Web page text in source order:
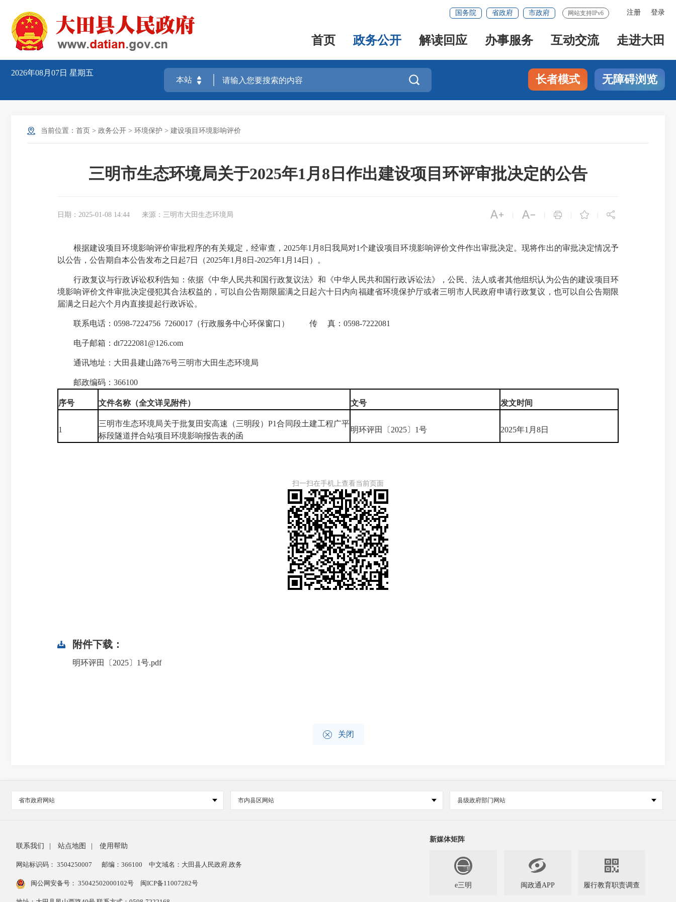
注册 登录
国务院 省政府 市政府 网站支持IPv6
首页 政务公开 解读回应 办事服务 互动交流 走进大田
2026年08月07日 星期五
 长者模式 无障碍浏览
当前位置： 首页 > 政务公开 > 环境保护 > 建设项目环境影响评价
三明市生态环境局关于2025年1月8日作出建设项目环评审批决定的公告
日期：2025-01-08 14:44 来源：三明市大田生态环境局     
根据建设项目环境影响评价审批程序的有关规定，经审查，2025年1月8日我局对1个建设项目环境影响评价文件作出审批决定。现将作出的审批决定情况予
以公告，公告期自本公告发布之日起7日（2025年1月8日-2025年1月14日）。
行政复议与行政诉讼权利告知：依据《中华人民共和国行政复议法》和《中华人民共和国行政诉讼法》，公民、法人或者其他组织认为公告的建设项目环
境影响评价文件审批决定侵犯其合法权益的，可以自公告期限届满之日起六十日内向福建省环境保护厅或者三明市人民政府申请行政复议，也可以自公告期限
届满之日起六个月内直接提起行政诉讼。
联系电话：0598-7224756 7260017（行政服务中心环保窗口） 传 真：0598-7222081
电子邮箱：dt7222081@126.com
通讯地址：大田县建山路76号三明市大田生态环境局
邮政编码：366100
序号 文件名称（全文详见附件） 文号 发文时间
1
三明市生态环境局关于批复田安高速（三明段）P1合同段土建工程广平
标段隧道拌合站项目环境影响报告表的函
明环评田〔2025〕1号 2025年1月8日
扫一扫在手机上查看当前页面
附件下载：
明环评田〔2025〕1号.pdf
 关闭
省市政府网站 市内县区网站 县级政府部门网站
联系我们 站点地图 使用帮助
网站标识码： 3504250007 邮编：366100 中文域名：大田县人民政府.政务
闽公网安备号： 35042502000102号 闽ICP备11007282号
新媒体矩阵
e三明

闽政通APP

履行教育职责调查